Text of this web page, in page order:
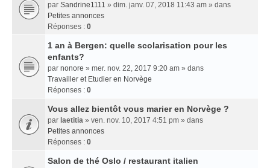
par Sandrine1111 » dim. janv. 07, 2018 11:43 am » dans
Petites annonces
Réponses : 0
1 an à Bergen: quelle scolarisation pour les
enfants?
par nonore » mer. nov. 22, 2017 9:20 am » dans
Travailler et Etudier en Norvège
Réponses : 0
Vous allez bientôt vous marier en Norvège ?
par laetitia » ven. nov. 10, 2017 4:51 pm » dans
Petites annonces
Réponses : 0
Salon de thé Oslo / restaurant italien